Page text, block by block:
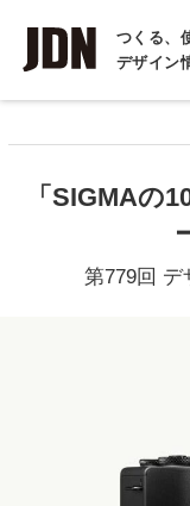
つくる、
デザイン
インタビュー
COLUMN
「SIGMAの
第779回 デ